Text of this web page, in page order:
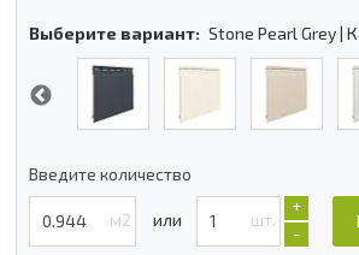
Выберите вариант: Stone Pearl Grey
Введите количество
м2 шт.
+
-